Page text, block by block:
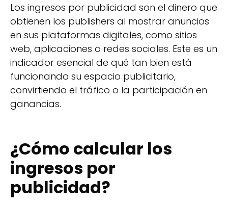
Los ingresos por publicidad son el dinero que
obtienen los publishers al mostrar anuncios
en sus plataformas digitales, como sitios
web, aplicaciones o redes sociales. Este es un
indicador esencial de qué tan bien está
funcionando su espacio publicitario,
convirtiendo el tráfico o la participación en
ganancias.
¿Cómo calcular los
ingresos por
publicidad?